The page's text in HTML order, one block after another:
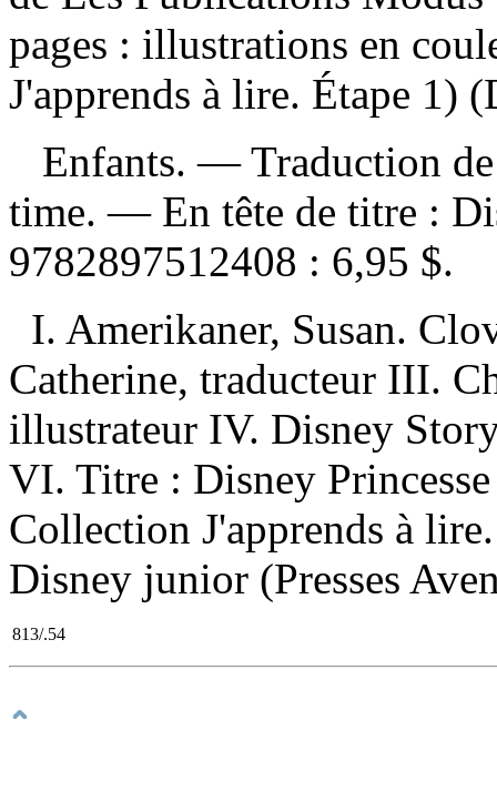
pages : illustrations en
J'apprends à lire. Étape 1)
Enfants. —Traduction
time. — En tête de titre :
9782897512408 : 6,95 $.
I. Amerikaner, Susan.
Catherine, traducteur III.
illustrateur IV. Disney
VI. Titre : Disney
Collection J'apprends à
Disney junior (Presses
813/.54